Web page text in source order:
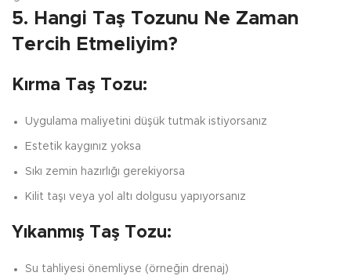
5. Hangi Taş Tozunu Ne Zaman
Tercih Etmeliyim?
Kırma Taş Tozu:
Uygulama maliyetini düşük tutmak istiyorsanız
Estetik kaygınız yoksa
Sıkı zemin hazırlığı gerekiyorsa
Kilit taşı veya yol altı dolgusu yapıyorsanız
Yıkanmış Taş Tozu:
Su tahliyesi önemliyse (örneğin drenaj)